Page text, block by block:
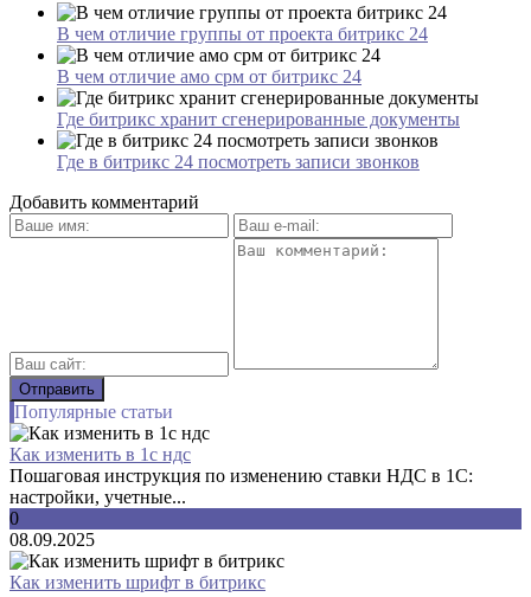
В чем отличие группы от проекта битрикс 24
В чем отличие амо срм от битрикс 24
Где битрикс хранит сгенерированные документы
Где в битрикс 24 посмотреть записи звонков
Добавить комментарий
Популярные статьи
Как изменить в 1с ндс
Пошаговая инструкция по изменению ставки НДС в 1С:
настройки, учетные...
0
08.09.2025
Как изменить шрифт в битрикс